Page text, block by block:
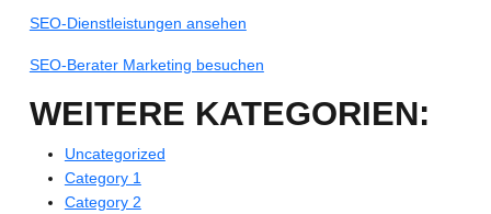
SEO-Dienstleistungen ansehen
SEO-Berater Marketing besuchen
WEITERE KATEGORIEN:
Uncategorized
Category 1
Category 2